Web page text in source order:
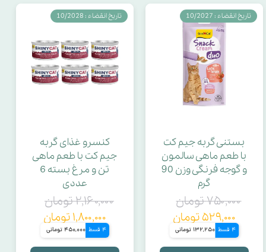
بستنی گربه جیم کت
با طعم ماهی سالمون
و گوجه فرنگی وزن 90
گرم
۷۵۰,۰۰۰ تومان
۵۲۹,۰۰۰ تومان
4 قسط 132,250 تومانی
تاریخ انقضاء : 10/2027
کنسرو غذای گربه
جیم‌ کت با طعم ماهی
تن و مرغ بسته 6
عددی
۲,۱۶۰,۰۰۰ تومان
۱,۸۰۰,۰۰۰ تومان
4 قسط 450,000 تومانی
تاریخ انقضاء : 10/2028